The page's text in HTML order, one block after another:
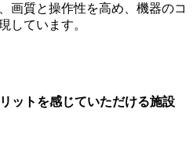
画質と操作性を高め、機器のコ
しています。
ットを感じていただける施設